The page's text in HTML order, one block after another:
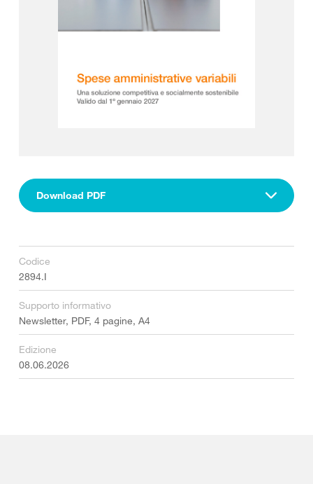
Download PDF
Codice
2894.I
Supporto informativo
Newsletter, PDF, 4 pagine, A4
Edizione
08.06.2026